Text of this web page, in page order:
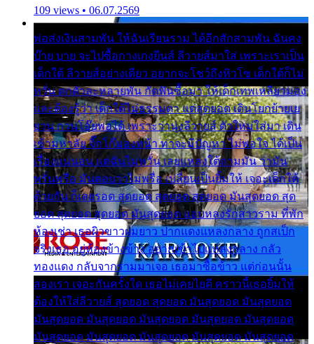
109 views • 06.07.2569
พ่อส่งเงินสามพัน ให้ฉันเรียนราม ได้อีกสักสามพัน ฉันคง
บ๊าย บาย จะไปซื้อกางเกงยีนส์ ลีวายส์มาใส่ เพราะเราเป็น
เด็กใต้ ลีวายส์อย่างเดียว อยากจะโชว์ถึงหิวโซ เด็กใต้ก็ไม่
หวั่น ตกตัวละหลายพัน กัดฟันซื้อมา ให้เด็กเทพเหลียวมอง
และต้องรู้ว่า เด็กใต้ไม่ธรรมดา แต่สุดยอด เดินโยกย้ายเย
ยวน กวนโอ๊ยพอได้ เพราะว่านุ่งลีวายส์ ตัวใหม่ใส่มา เดิน
เข้ามหาลัย จิ๊กโก๊มองหน้า ท่าจะมีปัญหา ไม่พอใจ ได้เป็น
เรื่องแน่นอน แต่ฉันไม่หวั่น เลยแหลงใต้ถามมัน ว่ามัน
พรั่นพรือ มันตอบว่าไม่พรื่อ เปลี่ยนเป็นยิ้มให้ เจอะเด็กใต้
ด้วยกัน ก็เลยรอด สุดยอด สุดยอด สุดยอด มันสุดยอด สุด
ยอด สุดยอด สุดยอด มันสุดยอด แอบหลงรักสาวราม ที่พัก
ห้องเช่า เธอผิวขาวผมยาว ปากแดงแหลงกลาง ถูกสเป็ก
จริงเธอ อยู่ห้องข้างข้าง อยากเข้าไปแหลงกลาง กลัว
ทองแดง กลับจากรามมาเจอ เธอมาซื้อข้าว แต่ก่อนนั้น
สองเรา เจอะกันครั้งใด เธอไม่เคยไยดี คราวนี้เธอยิ้มให้
ต้องให้ใส่ลีวายส์ สุดยอด สุดยอด มันสุดยอด มันสุดยอด
มันสุดยอด มันสุดยอด มันสุดยอด มันสุดยอด มันสุดยอด
มันสุดยอด มันสุดยอด มันสุดยอด มันสุดยอด มันสุดยอด